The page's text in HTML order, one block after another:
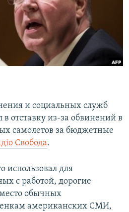
и социальных служб
отставку из-за обвинений в
самолетов за бюджетные
Свобода.
использовал для
с работой, дорогие
обычных
американских СМИ,